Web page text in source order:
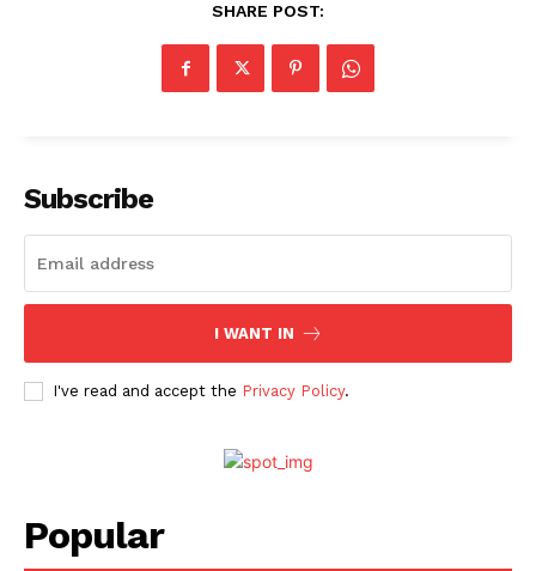
SHARE POST:
Subscribe
I WANT IN
I've read and accept the Privacy Policy.
Popular